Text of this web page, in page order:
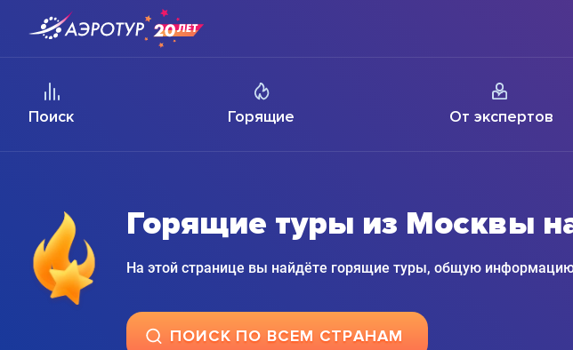
Поиск Горящие От экспертов
Горящие туры из Москвы
На этой странице вы найдёте горящие туры, общую
ПОИСК ПО ВСЕМ СТРАНАМ